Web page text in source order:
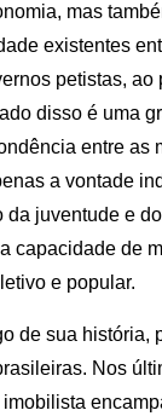
mas
existentes
petistas,
disso é uma
entre as
a vontade
juventude e
capacidade de
e popular.
de sua história,
Nos